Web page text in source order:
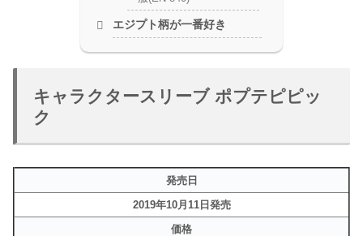
エジプト柄が一番好き
キャラクタースリーブ ポプテピピッ
ク
発売日
2019年10月11日発売
価格